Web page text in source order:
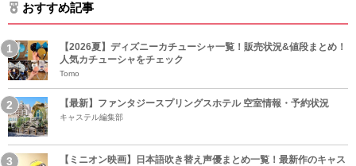
おすすめ記事
【2026夏】ディズニーカチューシャ一覧！販売状況&値段まとめ！
人気カチューシャをチェック
Tomo
【最新】ファンタジースプリングスホテル 空室情報・予約状況
キャステル編集部
【ミニオン映画】日本語吹き替え声優まとめ一覧！最新作のキャス